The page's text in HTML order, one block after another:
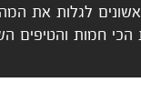
לגלות את
חמות והטיפים